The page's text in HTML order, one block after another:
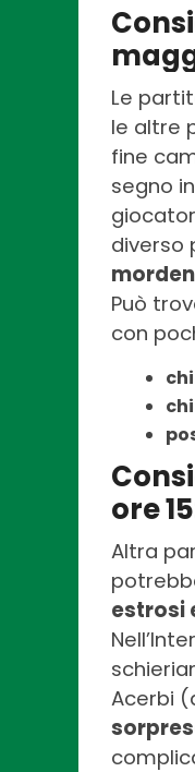
Le
le altre
fine
segno
diverso
Può
con
ore
Altra
estrosi
Nell’Inter
Acerbi